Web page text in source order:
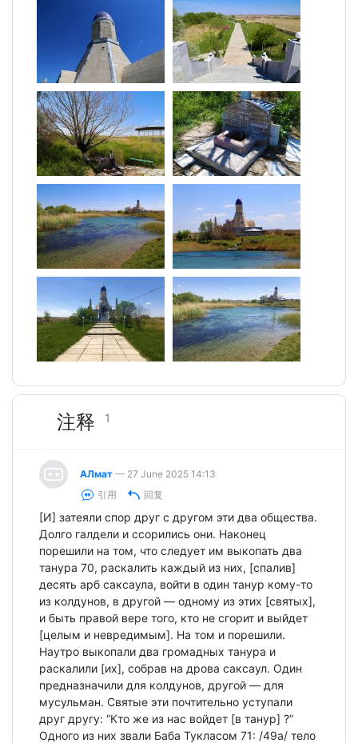
注释 1
АЛмат — 27 June 2025 14:13
引用
回复
[И] затеяли спор друг с другом эти два общества.
Долго галдели и ссорились они. Наконец
порешили на том, что следует им выкопать два
танура 70, раскалить каждый из них, [спалив]
десять арб саксаула, войти в один танур кому-то
из колдунов, в другой — одному из этих [святых],
и быть правой вере того, кто не сгорит и выйдет
[целым и невредимым]. На том и порешили.
Наутро выкопали два громадных танура и
раскалили [их], собрав на дрова саксаул. Один
предназначили для колдунов, другой — для
мусульман. Святые эти почтительно уступали
друг другу: “Кто же из нас войдет [в танур] ?”
Одного из них звали Баба Тукласом 71: /49а/ тело